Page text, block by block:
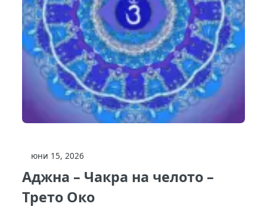
юни 15, 2026
Аджна – Чакра на челото –
Трето Око